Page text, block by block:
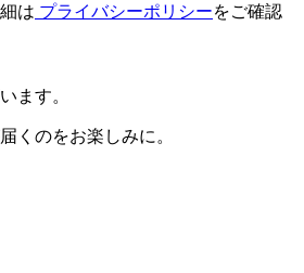
は プライバシーポリシーをご確認
ます。
くのをお楽しみに。